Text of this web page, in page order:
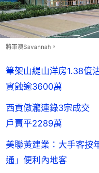
將軍澳Savannah。
筆架山緹山洋房1.38
實蝕逾3600萬
西貢傲瀧連錄3宗成
戶賣平2289萬
美聯黃建業：大手客
通」便利內地客